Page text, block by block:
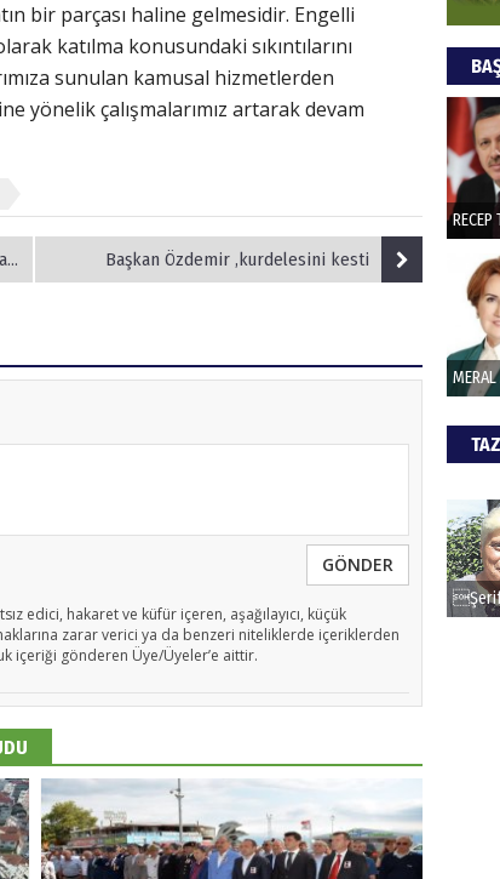
bir parçası haline gelmesidir. Engelli
katılma konusundaki sıkıntılarını
sunulan kamusal hizmetlerden
yönelik çalışmalarımız artarak devam
Başkan Özdemir ,kurdelesini kesti
GÖNDER
edici, hakaret ve küfür içeren, aşağılayıcı, küçük
zarar verici ya da benzeri niteliklerde içeriklerden
içeriği gönderen Üye/Üyeler’e aittir.
Bu
İade